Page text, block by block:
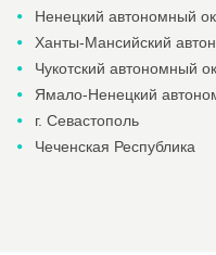
Ненецкий автономный
Ханты-Мансийский
Чукотский автономный
Ямало-Ненецкий
г. Севастополь
Чеченская Республика